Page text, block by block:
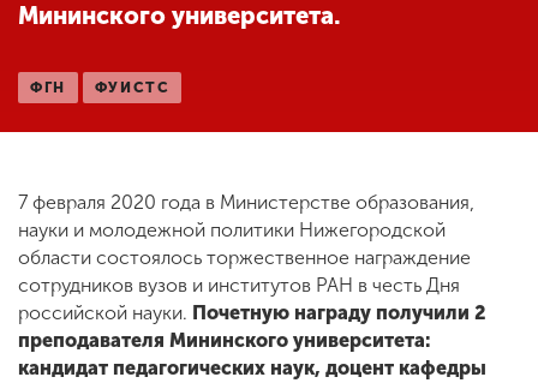
Приемная
комиссия
+7 (831) 262-26-20
Мининского университета.
ФГН ФУИСТС
7 февраля 2020 года в Министерстве образования,
науки и молодежной политики Нижегородской
области состоялось торжественное награждение
сотрудников вузов и институтов РАН в честь Дня
российской науки. Почетную награду получили 2
преподавателя Мининского университета:
кандидат педагогических наук, доцент кафедры